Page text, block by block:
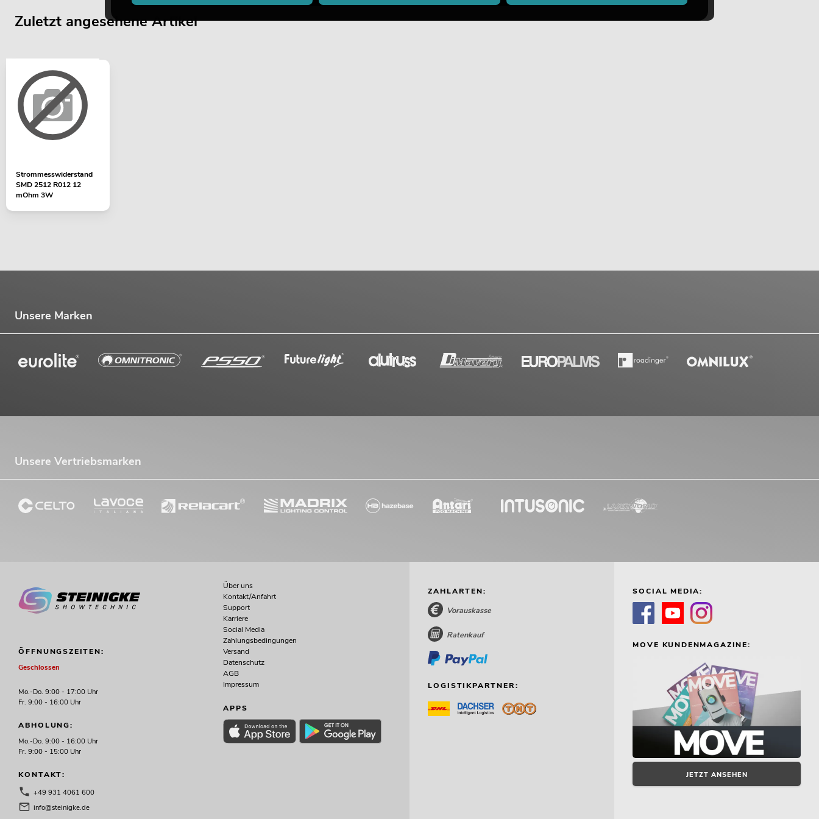
Zuletzt angesehene Artikel
Strommesswiderstand
SMD 2512 R012 12
mOhm 3W
Unsere Marken
Unsere Vertriebsmarken
ÖFFNUNGSZEITEN:
Geschlossen
Mo.-Do. 9:00 - 17:00 Uhr
Fr. 9:00 - 16:00 Uhr
ABHOLUNG:
Mo.-Do. 9:00 - 16:00 Uhr
Fr. 9:00 - 15:00 Uhr
KONTAKT:
+49 931 4061 600
info@steinigke.de
Über uns
Kontakt/Anfahrt
Support
Karriere
Social Media
Zahlungsbedingungen
Versand
Datenschutz
AGB
Impressum
APPS
ZAHLARTEN:
Vorauskasse
Ratenkauf
LOGISTIKPARTNER:
SOCIAL MEDIA:
MOVE KUNDENMAGAZINE:
JETZT ANSEHEN